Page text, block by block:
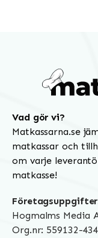
Vad gör vi?
Matkassarna.se
matkassar och
om varje
matkasse!
Hogmalms Media
Org.nr: 559132-